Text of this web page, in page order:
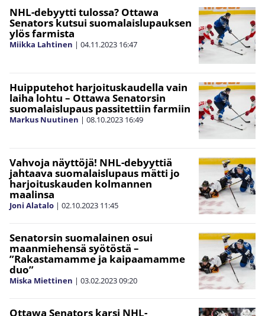
NHL-debyytti tulossa? Ottawa
Senators kutsui suomalaislupauksen
ylös farmista
Miikka Lahtinen | 04.11.2023 16:47
Huipputehot harjoituskaudella vain
laiha lohtu – Ottawa Senatorsin
suomalaislupaus passitettiin farmiin
Markus Nuutinen | 08.10.2023 16:49
Vahvoja näyttöjä! NHL-debyyttiä
jahtaava suomalaislupaus mätti jo
harjoituskauden kolmannen
maalinsa
Joni Alatalo | 02.10.2023 11:45
Senatorsin suomalainen osui
maanmiehensä syötöstä –
”Rakastamamme ja kaipaamamme
duo”
Miska Miettinen | 03.02.202309:20
Ottawa Senators karsi NHL-